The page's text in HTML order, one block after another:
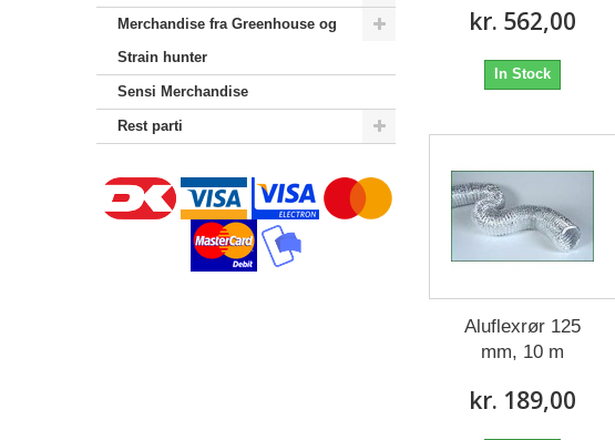
Merchandise‎ fra Greenhouse og
Strain hunter
Sensi Merchandise‎
Rest parti
kr. 562,00
In Stock
Aluflexrør 125
mm, 10 m
kr. 189,00